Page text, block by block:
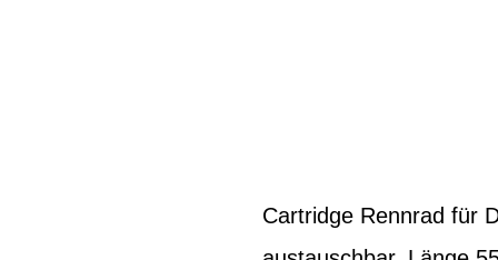
Cartridge Rennrad für